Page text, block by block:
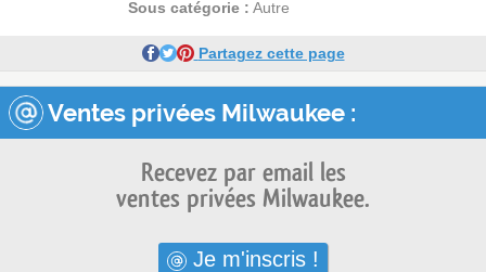
Sous catégorie : Autre
Partagez cette page
Ventes privées Milwaukee :
Recevez par email les
ventes privées Milwaukee.
Je m'inscris !